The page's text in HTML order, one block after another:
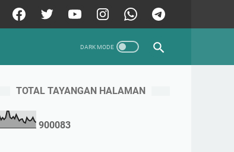
TOTAL TAYANGAN HALAMAN
900083